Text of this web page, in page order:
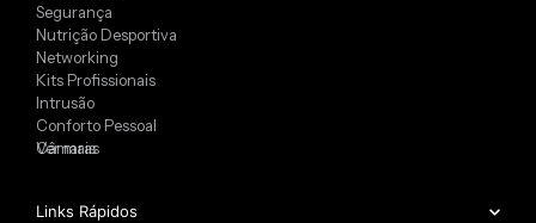
Segurança
Nutrição Desportiva
Networking
Kits Profissionais
Intrusão
Conforto Pessoal
Câmaras
Ver mais
Links Rápidos